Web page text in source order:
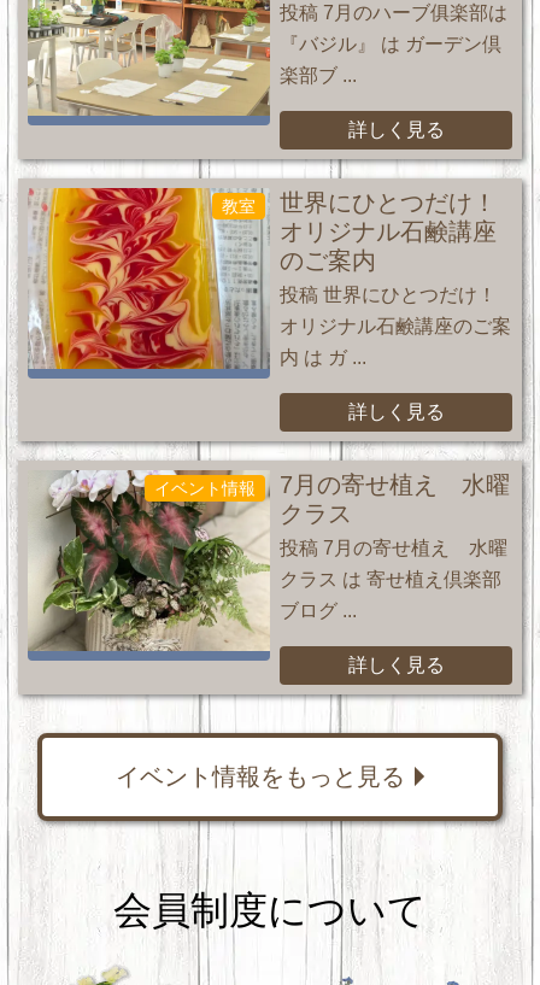
投稿 7月のハーブ俱楽部は
『バジル』 は ガーデン倶
楽部ブ ...
詳しく見る
教室
世界にひとつだけ！
オリジナル石鹸講座
のご案内
投稿 世界にひとつだけ！
オリジナル石鹸講座のご案
内 は ガ ...
詳しく見る
イベント情報
7月の寄せ植え 水曜
クラス
投稿 7月の寄せ植え 水曜
クラス は 寄せ植え倶楽部
ブログ ...
詳しく見る
イベント情報をもっと見る
会員制度について